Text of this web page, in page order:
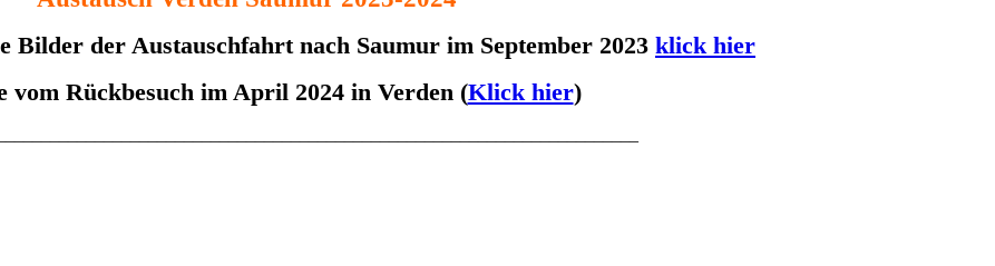
Bilder der Austauschfahrt nach Saumur im September 2023 klick hier
vom Rückbesuch im April 2024 in Verden (Klick hier)